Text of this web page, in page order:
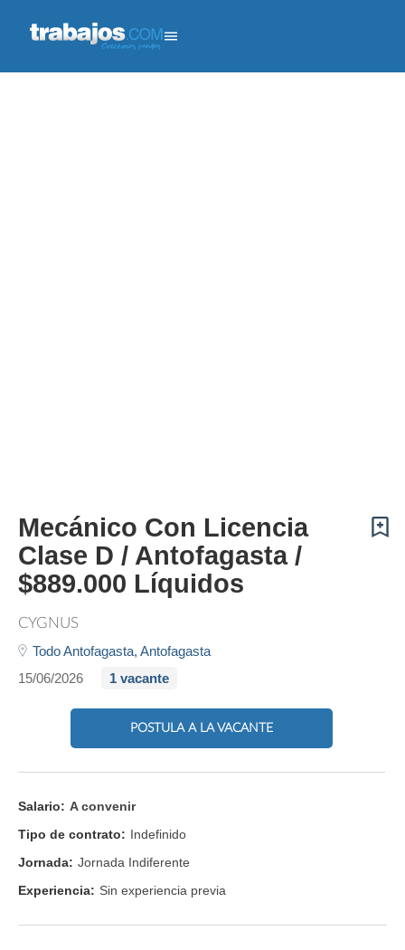
Mecánico Con Licencia
Clase D / Antofagasta /
$889.000 Líquidos
CYGNUS
Todo Antofagasta, Antofagasta
15/06/2026
1 vacante
POSTULA A LA VACANTE
Salario: A convenir
Tipo de contrato: Indefinido
Jornada: Jornada Indiferente
Experiencia: Sin experiencia previa